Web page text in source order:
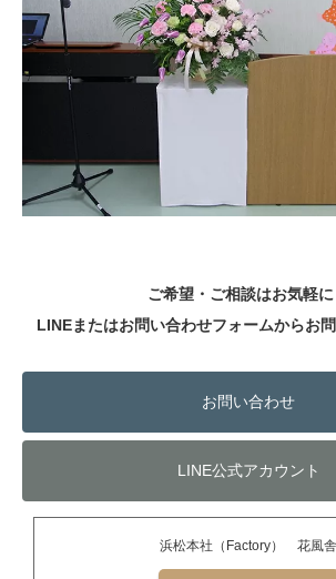
ご希望・ご相談はお気軽に
LINEまたはお問い合わせフォームからお
お問い合わせ
LINE公式アカウント
浜松本社（Factory） 花風舎